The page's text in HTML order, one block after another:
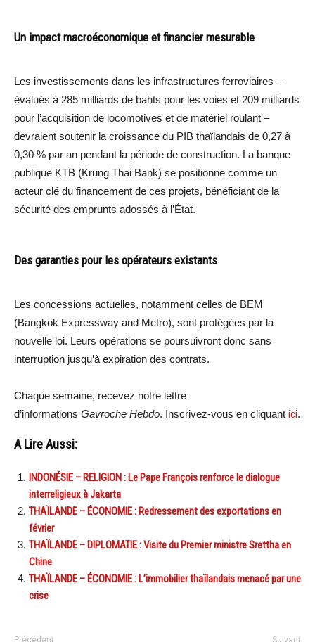
Un impact macroéconomique et financier mesurable
Les investissements dans les infrastructures ferroviaires –
évalués à 285 milliards de bahts pour les voies et 209 milliards
pour l’acquisition de locomotives et de matériel roulant –
devraient soutenir la croissance du PIB thaïlandais de 0,27 à
0,30 % par an pendant la période de construction. La banque
publique KTB (Krung Thai Bank) se positionne comme un
acteur clé du financement de ces projets, bénéficiant de la
sécurité des emprunts adossés à l’État.
Des garanties pour les opérateurs existants
Les concessions actuelles, notamment celles de BEM
(Bangkok Expressway and Metro), sont protégées par la
nouvelle loi. Leurs opérations se poursuivront donc sans
interruption jusqu’à expiration des contrats.
Chaque semaine, recevez notre lettre
d’informations Gavroche Hebdo. Inscrivez-vous en cliquant ici.
A Lire Aussi:
INDONÉSIE – RELIGION : Le Pape François renforce le dialogue
interreligieux à Jakarta
THAÏLANDE – ÉCONOMIE : Redressement des exportations en
février
THAÏLANDE – DIPLOMATIE : Visite du Premier ministre Srettha en
Chine
THAÏLANDE – ÉCONOMIE : L’immobilier thaïlandais menacé par une
crise
Précédent Suivant